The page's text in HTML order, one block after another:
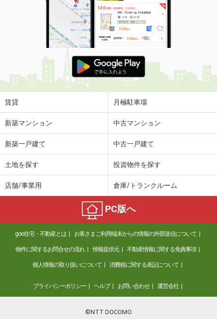
賃貸 月極駐車場
新築マンション 中古マンション
新築一戸建て 中古一戸建て
土地を探す 投資物件を探す
店舗/事業用 倉庫/トランクルーム
PC版へ
goo住宅・不動産とは お客さまご利用端末からの情報の外部送信について
物件に関するお問合せの流れ 情報提供元 不動産情報に関する免責事項
個人情報の取り扱いについて 消費税に関する表記について
プライバシーポリシー ヘルプ お問い合わせ 運営会社
©NTT DOCOMO